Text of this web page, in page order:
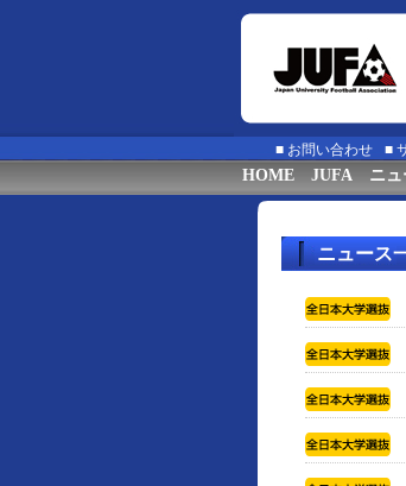
■ お問い合わせ ■
HOME JUFA ニュ
ニュース